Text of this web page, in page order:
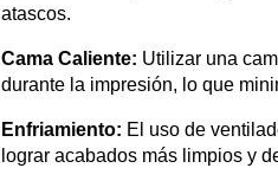
atascos.
Cama Caliente: Utilizar una
durante la impresión, lo que
Enfriamiento: El uso de
lograr acabados más limpios y